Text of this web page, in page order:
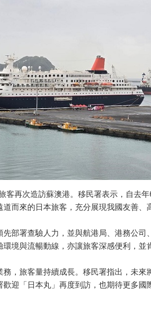
再次造訪蘇澳港。移民署表示，自去
而來的日本旅客，充分展現我國友善、
部署查驗人力，並與航港局、港務公司
境與流暢動線，亦讓旅客深感便利，並
，旅客量持續成長。移民署指出，未
迎「日本丸」再度到訪，也期待更多國